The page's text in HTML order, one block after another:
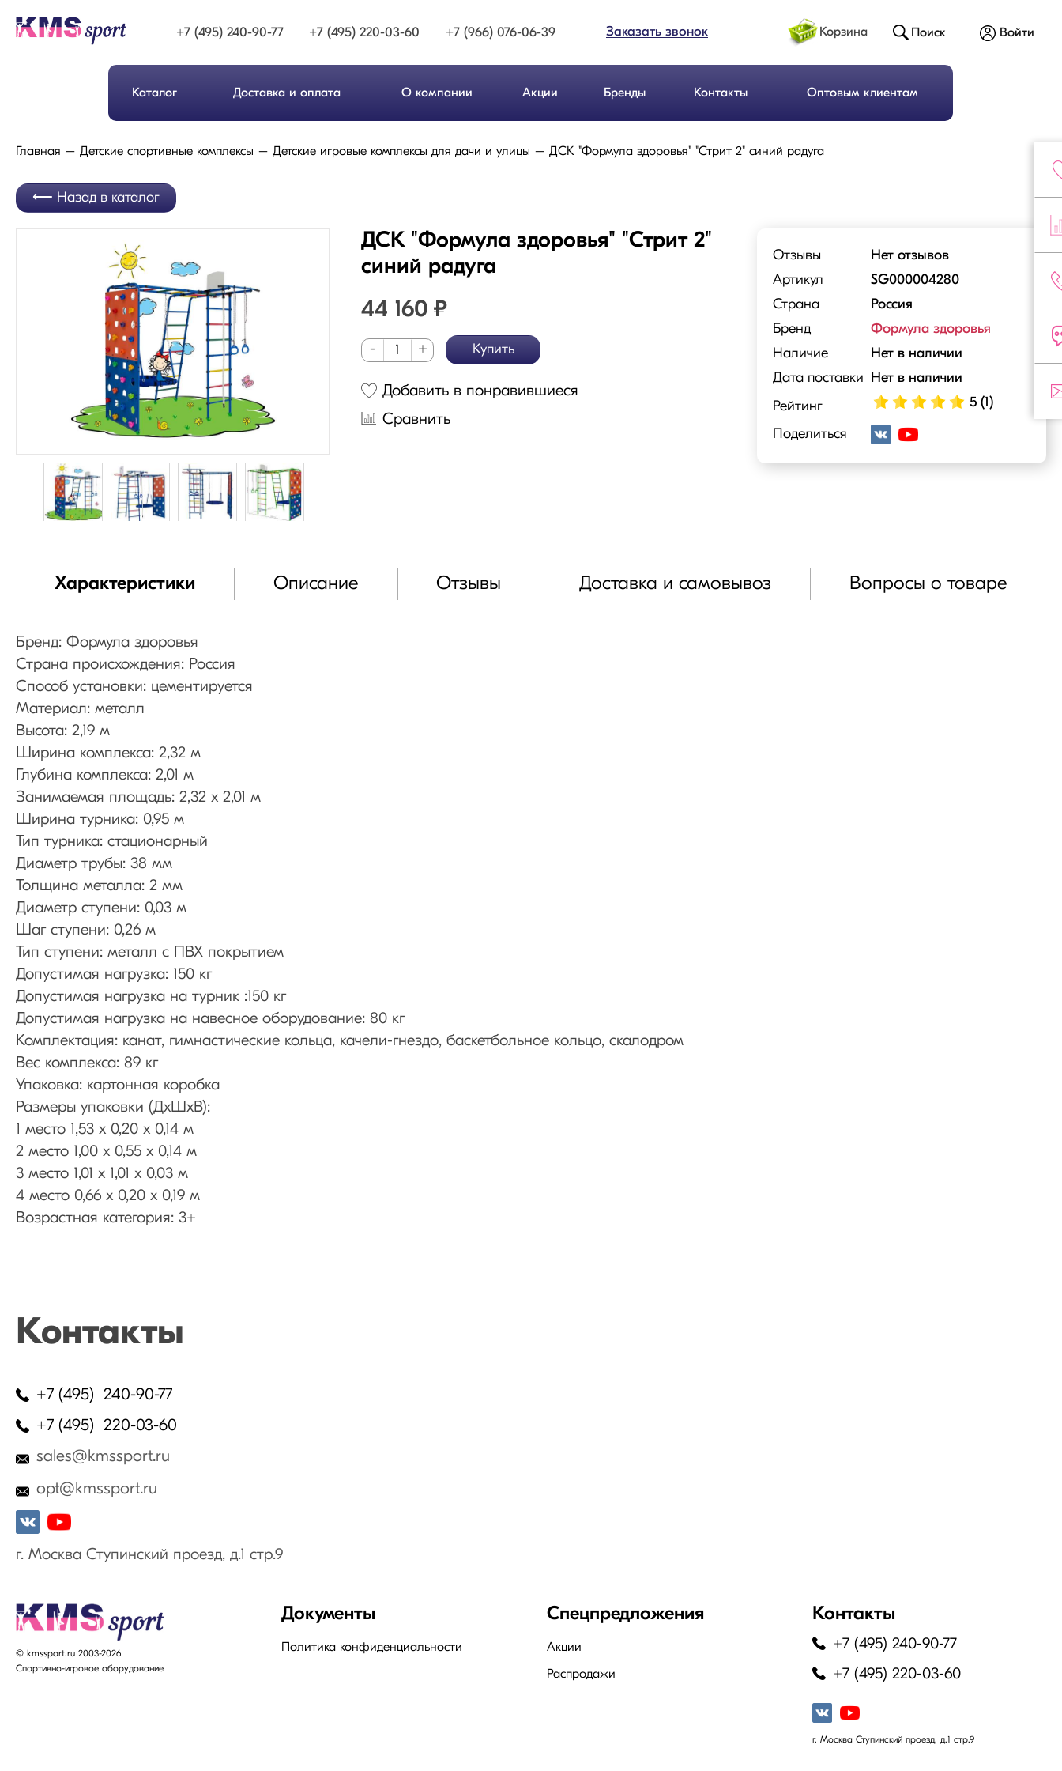
+7 (495) 240-90-77 +7 (495) 220-03-60 +7 (966) 076-06-39 Заказать звонок
Каталог Доставка и оплата О компании Акции Бренды Контакты Оптовым клиентам
Корзина Поиск Войти
Главная Детские спортивные комплексы Детские игровые комплексы для дачи и улицы ДСК "Формула здоровья" "Стрит 2" синий радуга
Назад в каталог
ДСК "Формула здоровья" "Стрит 2"
синий радуга
44 160 ₽
- + Купить
Добавить в понравившиеся
Сравнить
Отзывы
Нет отзывов
Артикул
SG000004280
Страна
Россия
Бренд
Формула здоровья
Наличие
Нет в наличии
Дата поставки Нет в наличии
Рейтинг
5 (1)
Поделиться
Характеристики Описание Отзывы Доставка и самовывоз Вопросы о товаре
Бренд: Формула здоровья
Страна происхождения: Россия
Способ установки: цементируется
Материал: металл
Высота: 2,19 м
Ширина комплекса: 2,32 м
Глубина комплекса: 2,01 м
Занимаемая площадь: 2,32 х 2,01 м
Ширина турника: 0,95 м
Тип турника: стационарный
Диаметр трубы: 38 мм
Толщина металла: 2 мм
Диаметр ступени: 0,03 м
Шаг ступени: 0,26 м
Тип ступени: металл с ПВХ покрытием
Допустимая нагрузка: 150 кг
Допустимая нагрузка на турник :150 кг
Допустимая нагрузка на навесное оборудование: 80 кг
Комплектация: канат, гимнастические кольца, качели-гнездо, баскетбольное кольцо, скалодром
Вес комплекса: 89 кг
Упаковка: картонная коробка
Размеры упаковки (ДхШхВ):
1 место 1,53 х 0,20 х 0,14 м
2 место 1,00 х 0,55 х 0,14 м
3 место 1,01 х 1,01 х 0,03 м
4 место 0,66 х 0,20 х 0,19 м
Возрастная категория: 3+
Контакты
+7 (495) 240-90-77
+7 (495) 220-03-60
sales@kmssport.ru
opt@kmssport.ru
г. Москва Ступинский проезд, д.1 стр.9
© kmssport.ru 2003-2026
Спортивно-игровое оборудование
Документы
Политика конфиденциальности
Спецпредложения
Акции
Распродажи
Контакты
+7 (495) 240-90-77
+7 (495) 220-03-60
г. Москва Ступинский проезд, д.1 стр.9